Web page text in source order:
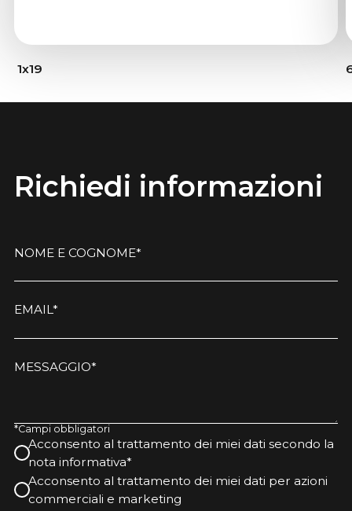
1x19
Richiedi informazioni
NOME E COGNOME*
EMAIL*
MESSAGGIO*
*Campi obbligatori
Acconsento al trattamento dei miei dati secondo la
nota informativa*
Acconsento al trattamento dei miei dati per azioni
commerciali e marketing